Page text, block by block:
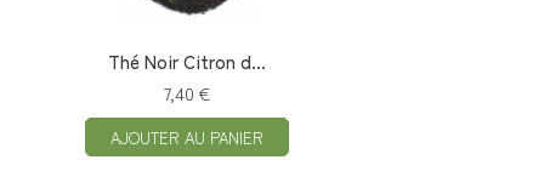
Thé Noir Citron d...
7,40 €
AJOUTER AU PANIER